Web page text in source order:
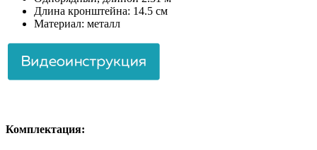
Длина кронштейна: 14.5 см
Материал: металл
Комплектация: